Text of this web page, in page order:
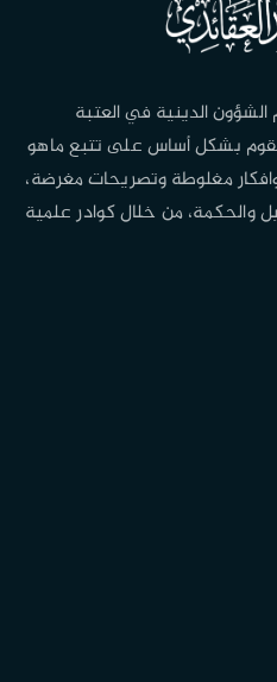
الشؤون الدينية في العتبة
بشكل أساس على تتبع ماهو
مغلوطة وتصريحات مغرضة،
والحكمة، من خلال كوادر علمية